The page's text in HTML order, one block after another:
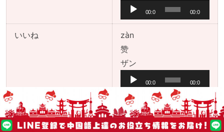
ー
声
プ
ヤ
ー
00:0
0
00:0
0
いいね
zàn
赞
ザン音
声
レ
ー
00:0
00:0
かっこいい
shuài
帅